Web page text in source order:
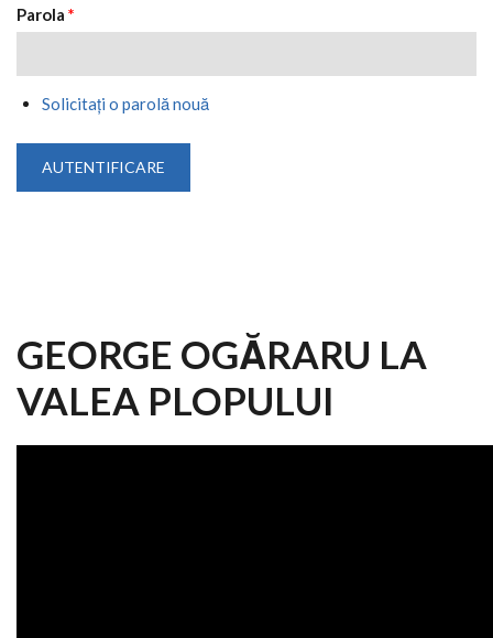
Parola *
Solicitaţi o parolă nouă
GEORGE OGĂRARU LA
VALEA PLOPULUI